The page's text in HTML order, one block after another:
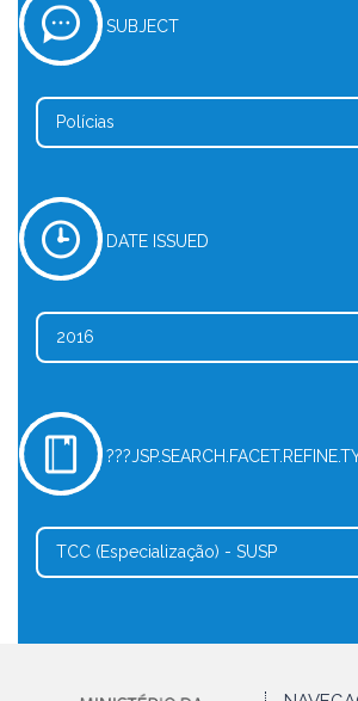
SUBJECT
Polícias
DATE ISSUED
2016
TCC (Especialização) - SUSP